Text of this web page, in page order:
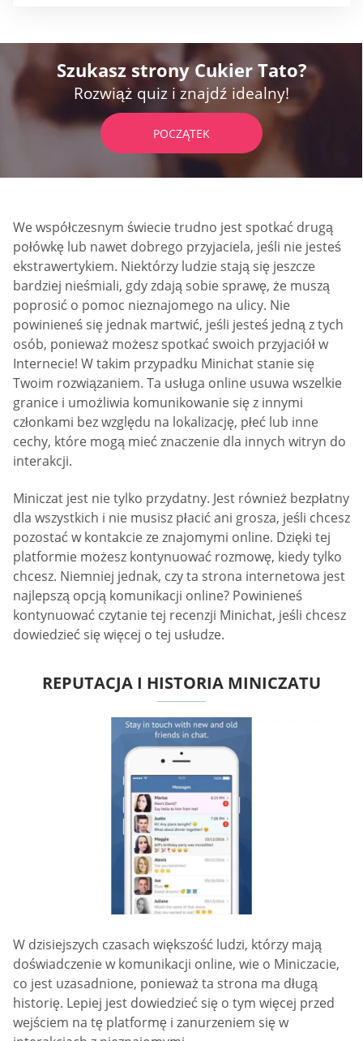
Szukasz strony Cukier Tato?
Rozwiąż quiz i znajdź idealny!
POCZĄTEK
We współczesnym świecie trudno jest spotkać drugą
połówkę lub nawet dobrego przyjaciela, jeśli nie jesteś
ekstrawertykiem. Niektórzy ludzie stają się jeszcze
bardziej nieśmiali, gdy zdają sobie sprawę, że muszą
poprosić o pomoc nieznajomego na ulicy. Nie
powinieneś się jednak martwić, jeśli jesteś jedną z tych
osób, ponieważ możesz spotkać swoich przyjaciół w
Internecie! W takim przypadku Minichat stanie się
Twoim rozwiązaniem. Ta usługa online usuwa wszelkie
granice i umożliwia komunikowanie się z innymi
członkami bez względu na lokalizację, płeć lub inne
cechy, które mogą mieć znaczenie dla innych witryn do
interakcji.
Miniczat jest nie tylko przydatny. Jest również bezpłatny
dla wszystkich i nie musisz płacić ani grosza, jeśli chcesz
pozostać w kontakcie ze znajomymi online. Dzięki tej
platformie możesz kontynuować rozmowę, kiedy tylko
chcesz. Niemniej jednak, czy ta strona internetowa jest
najlepszą opcją komunikacji online? Powinieneś
kontynuować czytanie tej recenzji Minichat, jeśli chcesz
dowiedzieć się więcej o tej usłudze.
REPUTACJA I HISTORIA MINICZATU
W dzisiejszych czasach większość ludzi, którzy mają
doświadczenie w komunikacji online, wie o Miniczacie,
co jest uzasadnione, ponieważ ta strona ma długą
historię. Lepiej jest dowiedzieć się o tym więcej przed
wejściem na tę platformę i zanurzeniem się w